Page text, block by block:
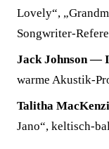
Lovely“,
Songwriter-
Jack Johnson —
warme Akustik-
Talitha
Jano“, keltisch-